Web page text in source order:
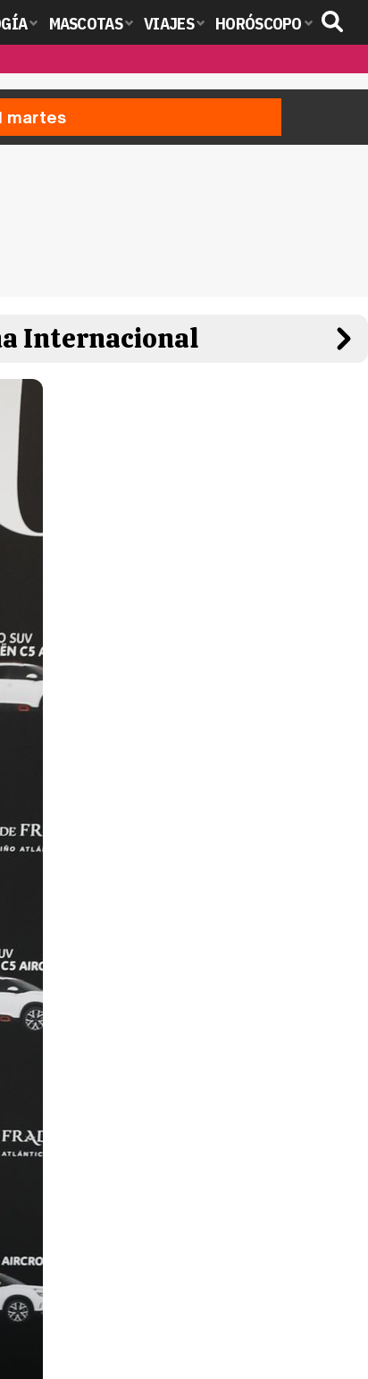
MASCOTAS VIAJES HORÓSCOPO
martes
Internacional